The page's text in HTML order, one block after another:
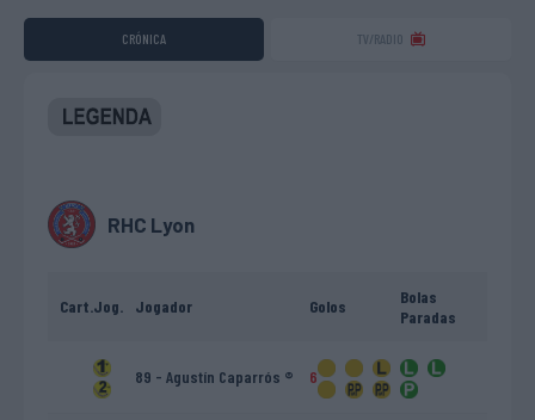
CRÓNICA TV/RADIO
RHC Lyon
Cart.Jog. Jogador Golos
Bolas
Paradas
89 - Agustín Caparrós ® 6